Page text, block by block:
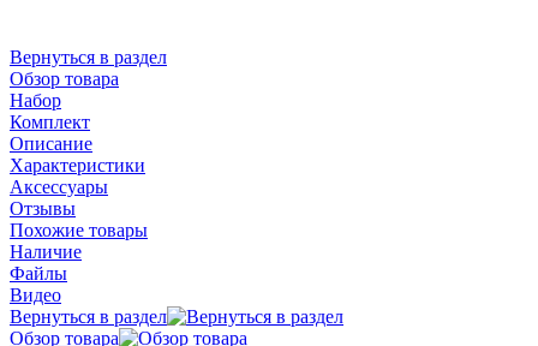
Вернуться в раздел
Обзор товара
Набор
Комплект
Описание
Характеристики
Аксессуары
Отзывы
Похожие товары
Наличие
Файлы
Видео
Вернуться в раздел
Обзор товара